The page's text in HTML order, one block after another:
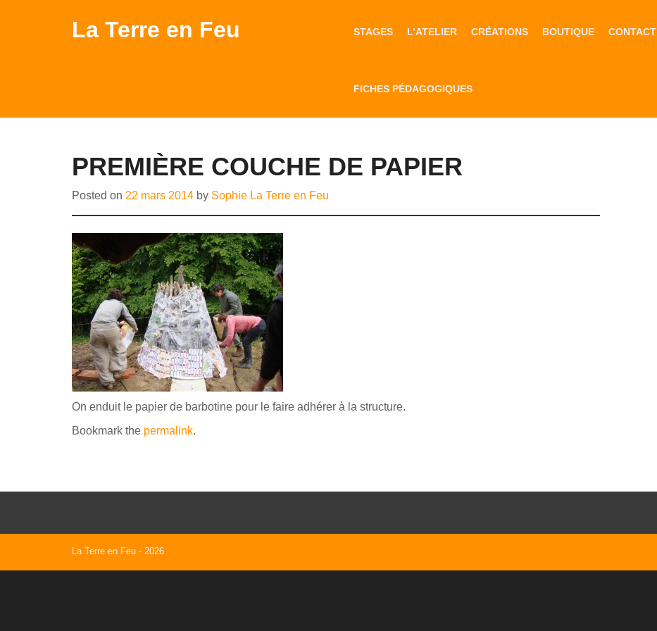
La Terre en Feu STAGES L’ATELIER CRÉATIONS BOUTIQUE CONTACT
FICHES PÉDAGOGIQUES
PREMIÈRE COUCHE DE PAPIER
Posted on 22 mars 2014 by Sophie La Terre en Feu
On enduit le papier de barbotine pour le faire adhérer à la structure.
Bookmark the permalink.
La Terre en Feu - 2026